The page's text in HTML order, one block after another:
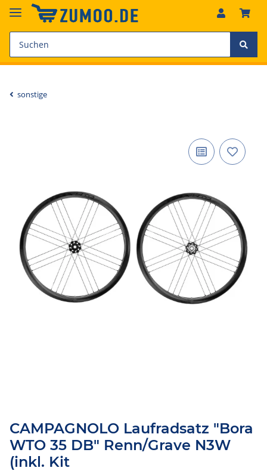
sonstige
CAMPAGNOLO Laufradsatz "Bora
WTO 35 DB" Renn/Grave N3W
(inkl. Kit